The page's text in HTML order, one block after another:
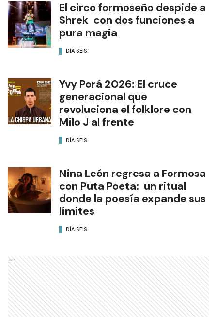
El circo formoseño despide a
Shrek con dos funciones a
pura magia
DÍA SEIS
Yvy Porá 2026: El cruce
generacional que
revoluciona el folklore con
Milo J al frente
DÍA SEIS
Nina León regresa a Formosa
con Puta Poeta: un ritual
donde la poesía expande sus
límites
DÍA SEIS
Ads